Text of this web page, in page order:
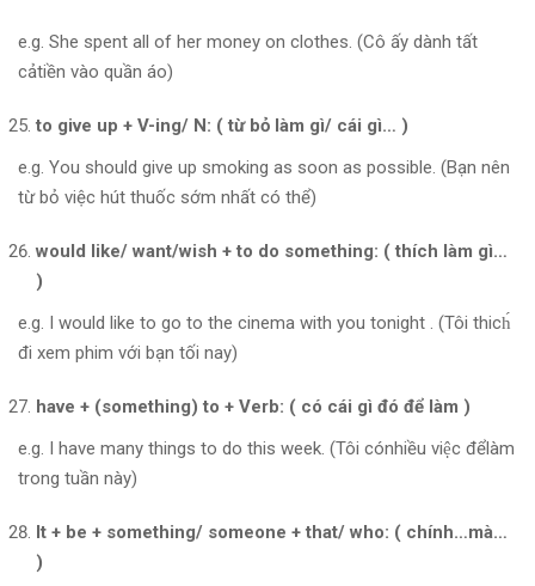
e.g. She spent all of her money on clothes. (Cô ấy dành tất
cảtiền vào quần áo)
to give up + V-ing/ N: ( từ bỏ làm gì/ cái gì… )
e.g. You should give up smoking as soon as possible. (Bạn nên
từ bỏ việc hút thuốc sớm nhất có thể)
would like/ want/wish + to do something: ( thích làm gì…
)
e.g. I would like to go to the cinema with you tonight . (Tôi thich́
đi xem phim với bạn tối nay)
have + (something) to + Verb: ( có cái gì đó để làm )
e.g. I have many things to do this week. (Tôi cónhiều việc đểlàm
trong tuần này)
It + be + something/ someone + that/ who: ( chính…mà…
)